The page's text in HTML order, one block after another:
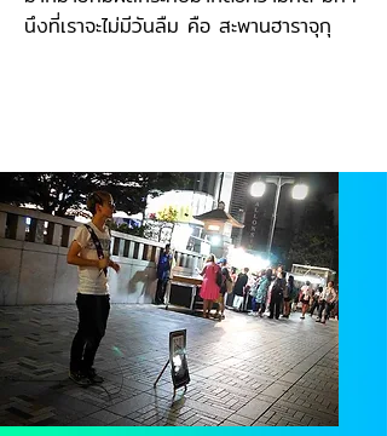
นึงที่เราจะไม่มีวันลืม คือ สะพานฮาราจุกุ